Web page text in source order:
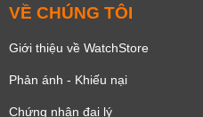
VỀ CHÚNG TÔI
Giới thiệu về WatchStore
Phản ánh - Khiếu nại
Chứng nhận đại lý